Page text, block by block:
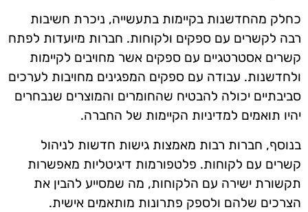
כחלק מהחדשנות בקיימות בתעשייה, ניכרת חשיבות
רבה לקשרים עם ספקים ולקוחות. חברות מיועדות לפתח
קשרים אסטרטגיים עם ספקים אשר מחויבים לקיימות
ולחדשנות. עבודה עם ספקים המפגינים מחויבות לערכים
סביבתיים יכולה להבטיח שהחומרים והמוצרים שנבחרים
יהיו תואמים למדיניות הקיימות של החברה.
בנוסף, חברות רבות מאמצות גישות חדשות לניהול
קשרים עם לקוחות. פלטפורמות דיגיטליות מאפשרות
תקשורת ישירה עם הלקוחות, מה שמסייע להבין את
הצרכים שלהם ולספק פתרונות מותאמים אישית.